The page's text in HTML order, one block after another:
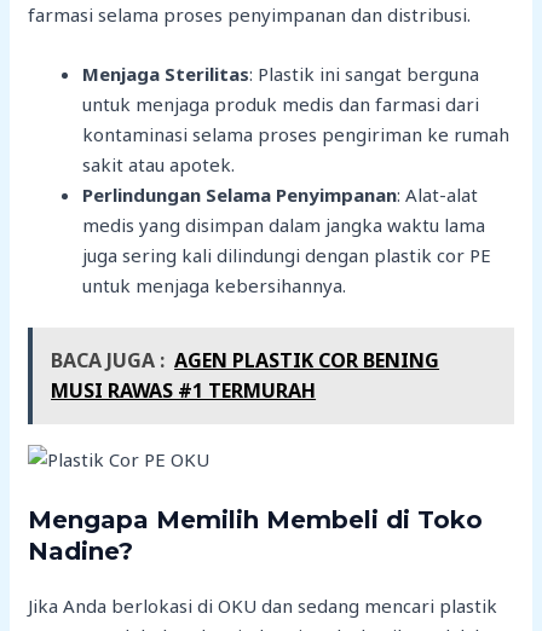
farmasi selama proses penyimpanan dan distribusi.
Menjaga Sterilitas: Plastik ini sangat berguna
untuk menjaga produk medis dan farmasi dari
kontaminasi selama proses pengiriman ke rumah
sakit atau apotek.
Perlindungan Selama Penyimpanan: Alat-alat
medis yang disimpan dalam jangka waktu lama
juga sering kali dilindungi dengan plastik cor PE
untuk menjaga kebersihannya.
BACA JUGA : AGEN PLASTIK COR BENING
MUSI RAWAS #1 TERMURAH
Mengapa Memilih Membeli di Toko
Nadine?
Jika Anda berlokasi di OKU dan sedang mencari plastik